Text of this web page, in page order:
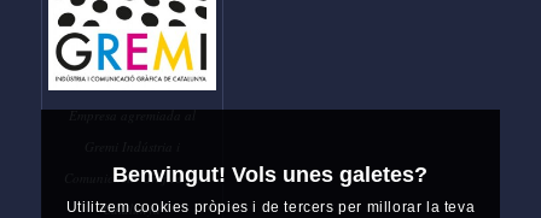
Empresa agremiada al
Comunicació Gràfica de
Catalunya
Benvingut! Vols unes galetes?
Utilitzem cookies pròpies i de tercers per millorar la teva